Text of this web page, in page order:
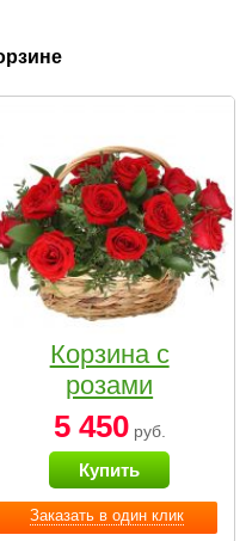
Заказать в один клик
Корзина с
розами
«Красный
Париж»
5 450руб.
Купить